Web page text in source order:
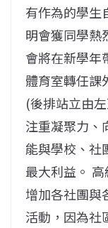
有作為的學生
明會獲同學熱
會將在新學年
體育室轉任課
(後排站立由
注重凝聚力、
能與學校、社
最大利益。
增加各社團與
活動，因為社